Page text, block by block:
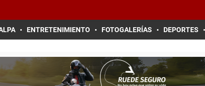
ENTRETENIMIENTO FOTOGALERÍAS DEPORTES